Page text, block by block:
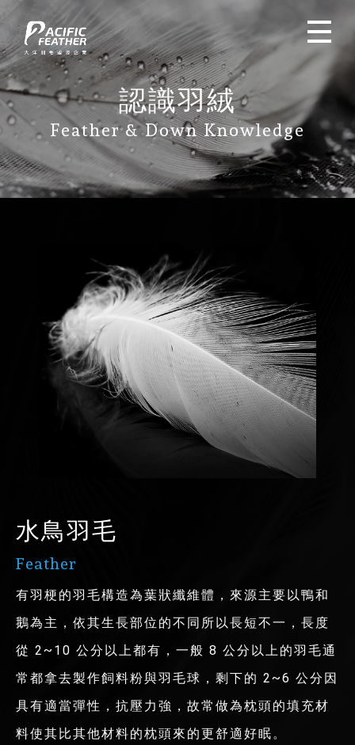
認識羽絨
Feather & Down Knowledge
水鳥羽毛
Feather
有羽梗的羽毛構造為葉狀纖維體，來源主要以鴨和
鵝為主，依其生長部位的不同所以長短不一，長度
從 2~10 公分以上都有，一般 8 公分以上的羽毛通
常都拿去製作飼料粉與羽毛球，剩下的 2~6 公分因
具有適當彈性，抗壓力強，故常做為枕頭的填充材
料使其比其他材料的枕頭來的更舒適好眠。